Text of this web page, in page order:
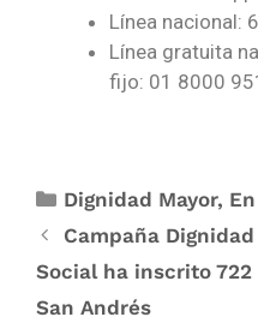
Línea nacional:
Línea gratuita
fijo: 01 8000
Dignidad Mayor,
Campaña
Social ha inscrito 722
San Andrés